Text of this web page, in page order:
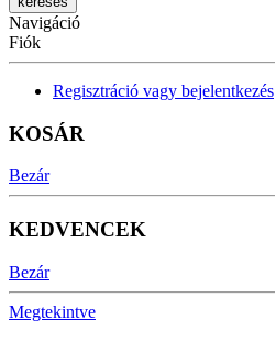
Navigáció
Fiók
Regisztráció vagy bejelentkezés
KOSÁR
Bezár
KEDVENCEK
Bezár
Megtekintve